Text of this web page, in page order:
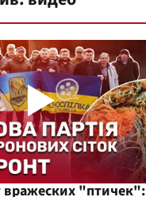
вражеских "птичек":